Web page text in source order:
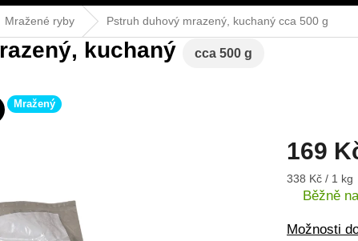
Mražené ryby Pstruh duhový mrazený, kuchaný cca 500 g
kuchaný cca 500 g
Mražený
169
Měrná
cena:
338 Kč / 1 kg
Běžně
Možnosti